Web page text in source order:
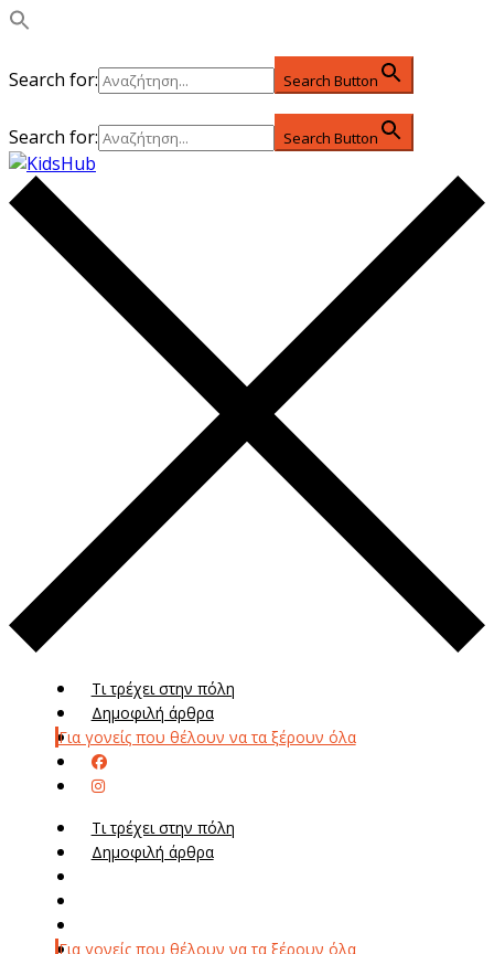
Search for: Search Button
Search for: Search Button
Τι τρέχει στην πόλη
Δημοφιλή άρθρα
Για γονείς που θέλουν να τα ξέρουν όλα
Τι τρέχει στην πόλη
Δημοφιλή άρθρα
Για γονείς που θέλουν να τα ξέρουν όλα